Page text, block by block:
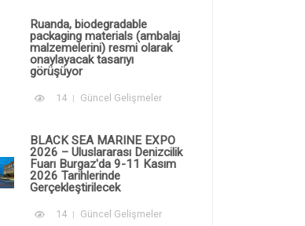
Ruanda, biodegradable
packaging materials (ambalaj
malzemelerini) resmi olarak
onaylayacak tasarıyı
görüşüyor
14 Güncel Gelişmeler
BLACK SEA MARINE EXPO
2026 – Uluslararası Denizcilik
Fuarı Burgaz'da 9-11 Kasım
2026 Tarihlerinde
Gerçekleştirilecek
14 Güncel Gelişmeler